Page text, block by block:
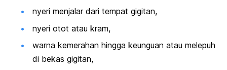
nyeri menjalar dari tempat gigitan,
nyeri otot atau kram,
warna kemerahan hingga keunguan atau melepuh
di bekas gigitan,